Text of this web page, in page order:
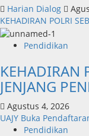
Harian Dialog
KEHADIRAN POLRI
Pendidikan
KEHADIRAN
JENJANG
Agustus 4, 2026
UAJY Buka
Pendidikan